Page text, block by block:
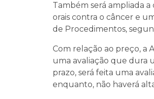
Também será ampliada
orais contra o câncer e
de Procedimentos,
Com relação ao preço, a
uma avaliação que dura
prazo, será feita uma
enquanto, não haverá